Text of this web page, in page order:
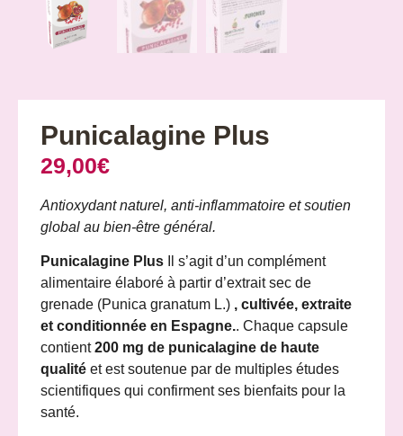
Punicalagine Plus
29,00€
Antioxydant naturel, anti-inflammatoire et soutien
global au bien-être général.
Punicalagine Plus Il s’agit d’un complément
alimentaire élaboré à partir d’extrait sec de
grenade (Punica granatum L.) , cultivée, extraite
et conditionnée en Espagne.. Chaque capsule
contient200 mg de punicalagine de haute
qualité et est soutenue par de multiples études
scientifiques qui confirment ses bienfaits pour la
santé.